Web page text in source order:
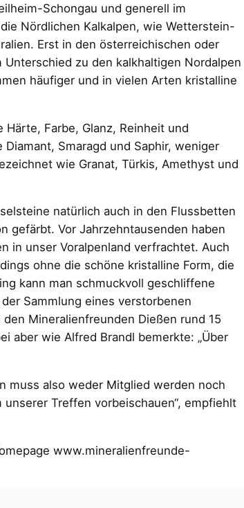
Schongau und generell im
Nördlichen Kalkalpen, wie Wetterstein-
Erst in den österreichischen oder
zu den kalkhaltigen Nordalpen
häufiger und in vielen Arten kristalline
Farbe, Glanz, Reinheit und
Smaragd und Saphir, weniger
wie Granat, Türkis, Amethyst und
natürlich auch in den Flussbetten
gefärbt. Vor Jahrzehntausenden haben
in unser Voralpenland verfrachtet. Auch
ohne die schöne kristalline Form, die
kann man schmuckvoll geschliffene
Sammlung eines verstorbenen
Mineralienfreunden Dießen rund 15
aber wie Alfred Brandl bemerkte: „Über
muss also weder Mitglied werden noch
Treffen vorbeischauen“, empfiehlt
www.mineralienfreunde-